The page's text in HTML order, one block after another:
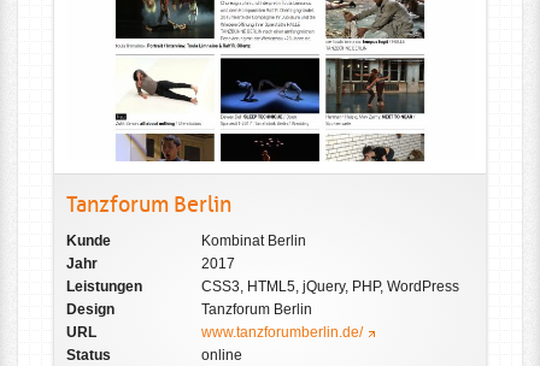
Tanzforum Berlin
Kunde
Kombinat Berlin
Jahr
2017
Leistungen
CSS3, HTML5, jQuery, PHP, WordPress
Design
Tanzforum Berlin
URL
www.tanzforumberlin.de/
Status
online